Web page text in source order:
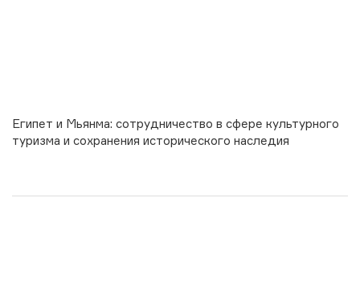
Египет и Мьянма: сотрудничество в сфере культурного
туризма и сохранения исторического наследия